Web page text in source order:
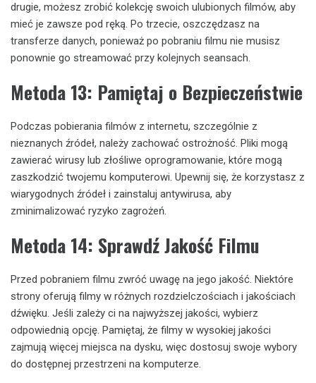
drugie, możesz zrobić kolekcję swoich ulubionych filmów, aby
mieć je zawsze pod ręką. Po trzecie, oszczędzasz na
transferze danych, ponieważ po pobraniu filmu nie musisz
ponownie go streamować przy kolejnych seansach.
Metoda 13: Pamiętaj o Bezpieczeństwie
Podczas pobierania filmów z internetu, szczególnie z
nieznanych źródeł, należy zachować ostrożność. Pliki mogą
zawierać wirusy lub złośliwe oprogramowanie, które mogą
zaszkodzić twojemu komputerowi. Upewnij się, że korzystasz z
wiarygodnych źródeł i zainstaluj antywirusa, aby
zminimalizować ryzyko zagrożeń.
Metoda 14: Sprawdź Jakość Filmu
Przed pobraniem filmu zwróć uwagę na jego jakość. Niektóre
strony oferują filmy w różnych rozdzielczościach i jakościach
dźwięku. Jeśli zależy ci na najwyższej jakości, wybierz
odpowiednią opcję. Pamiętaj, że filmy w wysokiej jakości
zajmują więcej miejsca na dysku, więc dostosuj swoje wybory
do dostępnej przestrzeni na komputerze.